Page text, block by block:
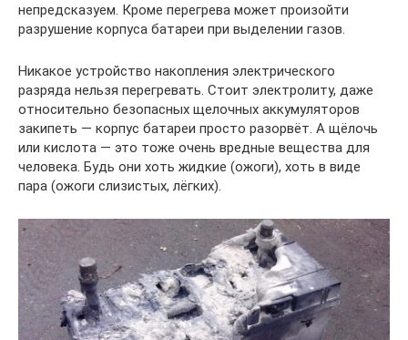
непредсказуем. Кроме перегрева может произойти
разрушение корпуса батареи при выделении газов.
Никакое устройство накопления электрического
разряда нельзя перегревать. Стоит электролиту, даже
относительно безопасных щелочных аккумуляторов
закипеть — корпус батареи просто разорвёт. А щёлочь
или кислота — это тоже очень вредные вещества для
человека. Будь они хоть жидкие (ожоги), хоть в виде
пара (ожоги слизистых, лёгких).